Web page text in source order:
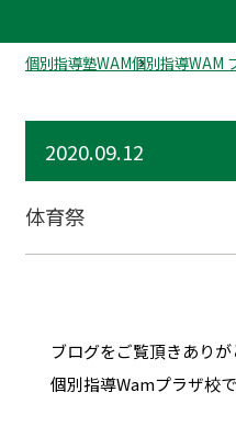
個別指導塾WAM個別指導WAM
2020.09.12
体育祭
ブログをご覧頂きあり
個別指導Wamプラザ校